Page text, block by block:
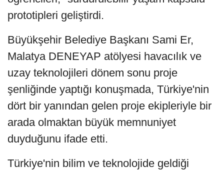
prototipleri geliştirdi.
Büyükşehir Belediye Başkanı Sami Er,
Malatya DENEYAP atölyesi havacılık ve
uzay teknolojileri dönem sonu proje
şenliğinde yaptığı konuşmada, Türkiye'nin
dört bir yanından gelen proje ekipleriyle bir
arada olmaktan büyük memnuniyet
duyduğunu ifade etti.
Türkiye'nin bilim ve teknolojide geldiği